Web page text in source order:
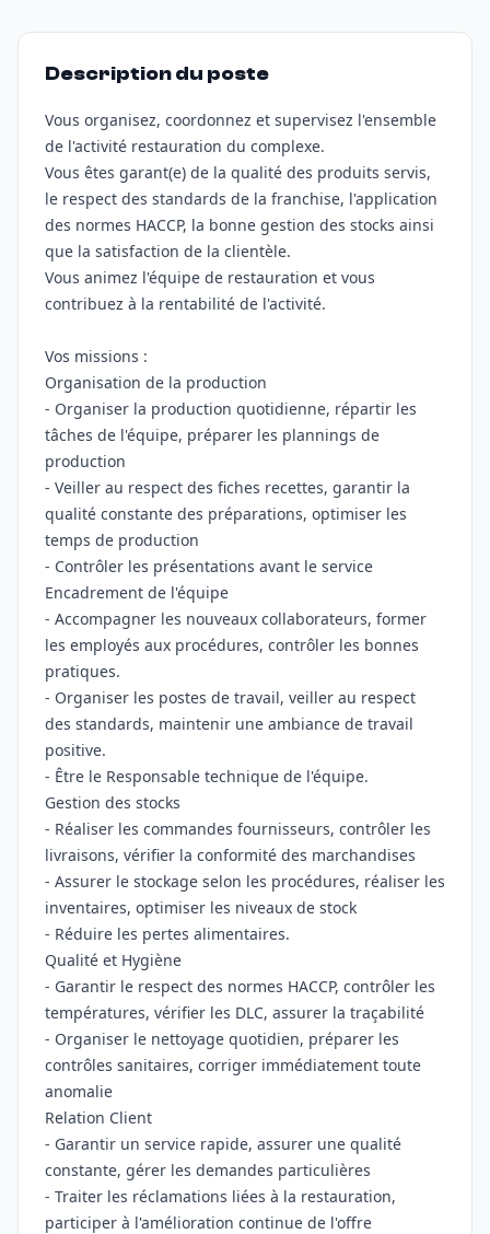
Description du poste
Vous organisez, coordonnez et supervisez l'ensemble
de l'activité restauration du complexe.
Vous êtes garant(e) de la qualité des produits servis,
le respect des standards de la franchise, l'application
des normes HACCP, la bonne gestion des stocks ainsi
que la satisfaction de la clientèle.
Vous animez l'équipe de restauration et vous
contribuez à la rentabilité de l'activité.
Vos missions :
Organisation de la production
- Organiser la production quotidienne, répartir les
tâches de l'équipe, préparer les plannings de
production
- Veiller au respect des fiches recettes, garantir la
qualité constante des préparations, optimiser les
temps de production
- Contrôler les présentations avant le service
Encadrement de l'équipe
- Accompagner les nouveaux collaborateurs, former
les employés aux procédures, contrôler les bonnes
pratiques.
- Organiser les postes de travail, veiller au respect
des standards, maintenir une ambiance de travail
positive.
- Être le Responsable technique de l'équipe.
Gestion des stocks
- Réaliser les commandes fournisseurs, contrôler les
livraisons, vérifier la conformité des marchandises
- Assurer le stockage selon les procédures, réaliser les
inventaires, optimiser les niveaux de stock
- Réduire les pertes alimentaires.
Qualité et Hygiène
- Garantir le respect des normes HACCP, contrôler les
températures, vérifier les DLC, assurer la traçabilité
- Organiser le nettoyage quotidien, préparer les
contrôles sanitaires, corriger immédiatement toute
anomalie
Relation Client
- Garantir un service rapide, assurer une qualité
constante, gérer les demandes particulières
- Traiter les réclamations liées à la restauration,
participer à l'amélioration continue de l'offre